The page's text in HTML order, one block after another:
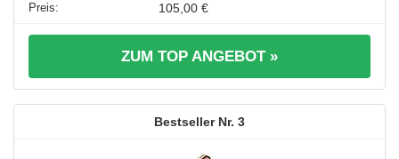
105,00 €
ZUM TOP ANGEBOT »
3